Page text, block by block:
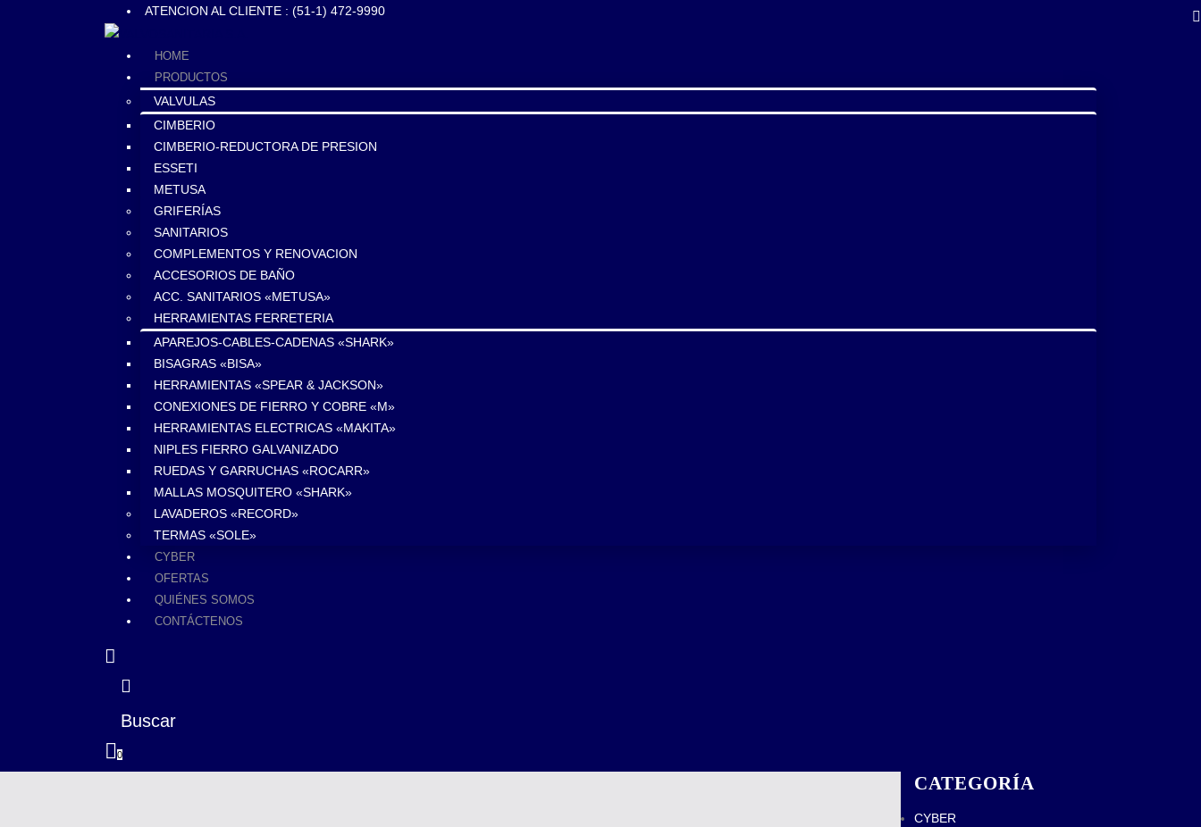
ATENCION AL CLIENTE : (51-1) 472-9990
HOME
PRODUCTOS
VALVULAS
CIMBERIO
CIMBERIO-REDUCTORA DE PRESION
ESSETI
METUSA
GRIFERÍAS
SANITARIOS
COMPLEMENTOS Y RENOVACION
ACCESORIOS DE BAÑO
ACC. SANITARIOS «METUSA»
HERRAMIENTAS FERRETERIA
APAREJOS-CABLES-CADENAS «SHARK»
BISAGRAS «BISA»
HERRAMIENTAS «SPEAR & JACKSON»
CONEXIONES DE FIERRO Y COBRE «M»
HERRAMIENTAS ELECTRICAS «MAKITA»
NIPLES FIERRO GALVANIZADO
RUEDAS Y GARRUCHAS «ROCARR»
MALLAS MOSQUITERO «SHARK»
LAVADEROS «RECORD»
TERMAS «SOLE»
CYBER
OFERTAS
QUIÉNES SOMOS
CONTÁCTENOS
Buscar
0
CATEGORÍA
CYBER